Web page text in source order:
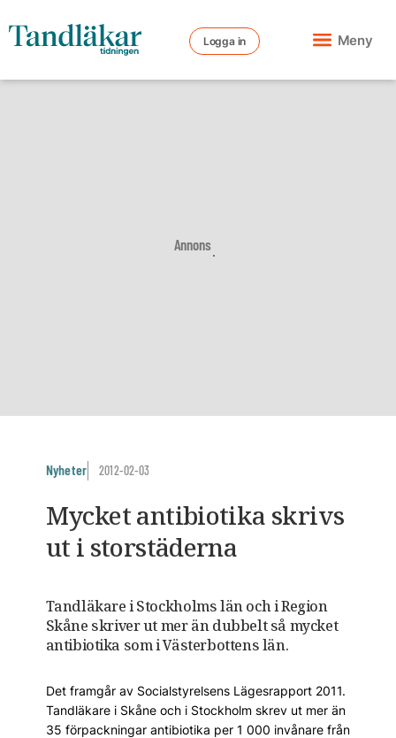
Logga in Meny
Annons
Nyheter 2012-02-03
Mycket antibiotika skrivs
ut i storstäderna
Tandläkare i Stockholms län och i Region
Skåne skriver ut mer än dubbelt så mycket
antibiotika som i Västerbottens län.
Det framgår av Socialstyrelsens Lägesrapport 2011.
Tandläkare i Skåne och i Stockholm skrev ut mer än
35 förpackningar antibiotika per 1 000 invånare från